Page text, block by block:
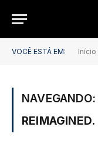
VOCÊ ESTÁ EM: Início
NAVEGANDO:
REIMAGINED.